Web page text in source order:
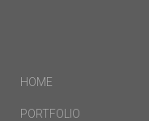
HOME
PORTFOLIO